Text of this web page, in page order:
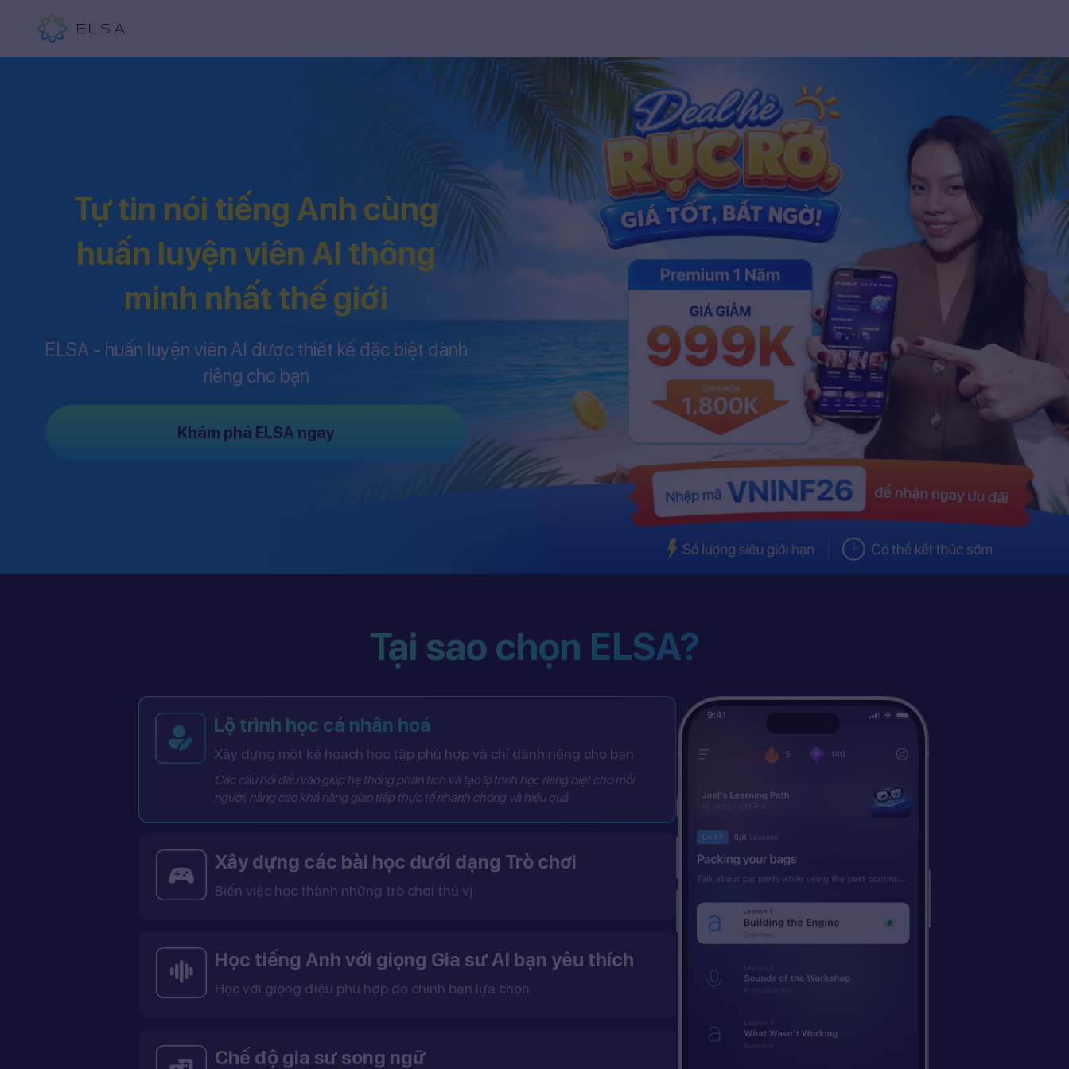
Tự tin nói tiếng Anh cùng
huấn luyện viên AI thông
minh nhất thế giới
ELSA - huấn luyện viên AI được thiết kế đặc biệt dành
riêng cho bạn
Khám phá ELSA ngay
Tại sao chọn ELSA?
Lộ trình học cá nhân hoá
Xây dựng một kế hoạch học tập phù hợp và chỉ dành riêng cho bạn
Các câu hỏi đầu vào giúp hệ thống phân tích và tạo lộ trình học riêng biệt cho mỗi
người, nâng cao khả năng giao tiếp thực tế nhanh chóng và hiệu quả
Xây dựng các bài học dưới dạng Trò chơi
Biến việc học thành những trò chơi thú vị
Học tiếng Anh với giọng Gia sư AI bạn yêu thích
Học với giọng điệu phù hợp do chính bạn lựa chọn
Chế độ gia sư song ngữ